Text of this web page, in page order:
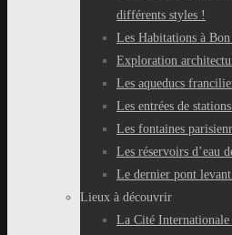
différents styles !
Les Habitations à
Exploration
Les aqueducs
Les entrées de
Les fontaines
Les réservoirs d’eau
Le dernier pont
Lieux à découvrir
La Cité